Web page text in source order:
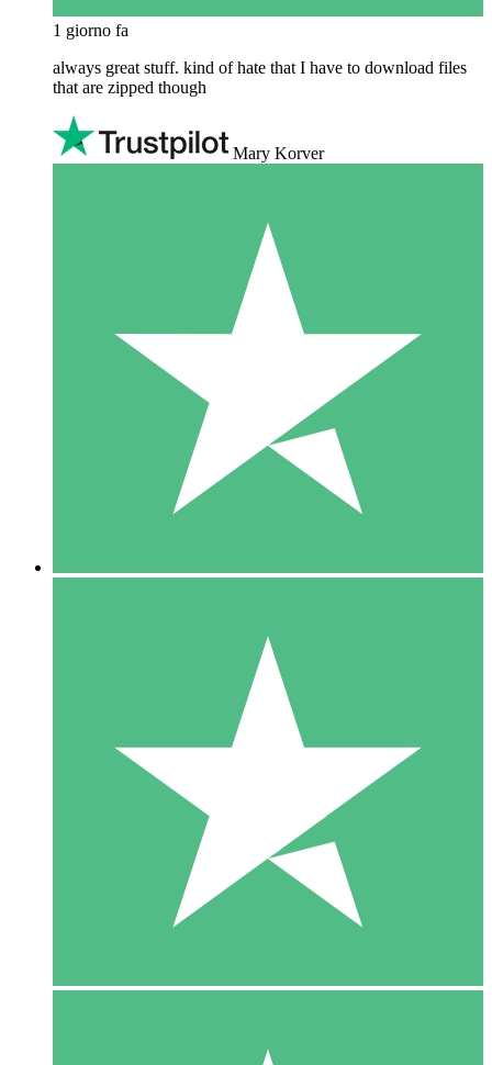
1 giorno fa
always great stuff. kind of hate that I have to download files
that are zipped though
Mary Korver